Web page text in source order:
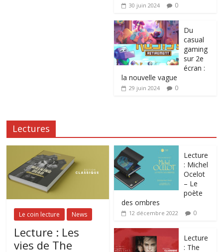
30 juin 2024 0
Du
casual
gaming
sur 2e
écran :
la nouvelle vague
29 juin 2024 0
Lectures
Le coin lecture News
Lecture : Les
vies de The
Lecture
: Michel
Ocelot
– Le
poète
des ombres
12 décembre 2022 0
Lecture
: The